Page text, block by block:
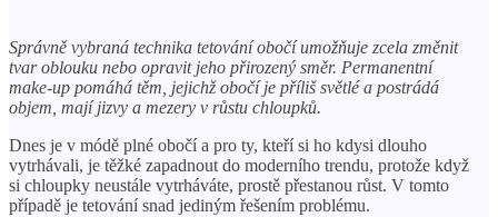
Správně vybraná technika tetování obočí umožňuje zcela změnit
tvar oblouku nebo opravit jeho přirozený směr. Permanentní
make-up pomáhá těm, jejichž obočí je příliš světlé a postrádá
objem, mají jizvy a mezery v růstu chloupků.
Dnes je v módě plné obočí a pro ty, kteří si ho kdysi dlouho
vytrhávali, je těžké zapadnout do moderního trendu, protože když
si chloupky neustále vytrháváte, prostě přestanou růst. V tomto
případě je tetování snad jediným řešením problému.